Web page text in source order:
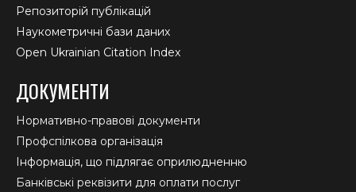
Репозиторій публікацій
Наукометричні бази даних
Open Ukrainian Citation Index
ДОКУМЕНТИ
Нормативно-правові документи
Профспілкова організація
Інформація, що підлягає оприлюдненню
Банківські реквізити для оплати послуг